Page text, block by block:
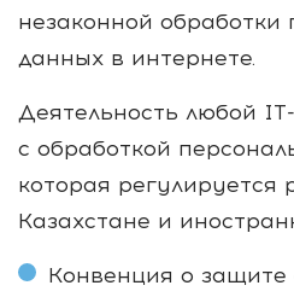
незаконной обработки
данных в интернете.
Деятельность любой
с обработкой
которая регулируется
Казахстане и
Конвенция о